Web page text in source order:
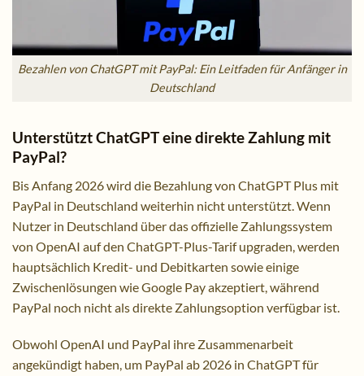
Bezahlen von ChatGPT mit PayPal: Ein Leitfaden für Anfänger in
Deutschland
Unterstützt ChatGPT eine direkte Zahlung mit
PayPal?
Bis Anfang 2026 wird die Bezahlung von ChatGPT Plus mit
PayPal in Deutschland weiterhin nicht unterstützt. Wenn
Nutzer in Deutschland über das offizielle Zahlungssystem
von OpenAI auf den ChatGPT-Plus-Tarif upgraden, werden
hauptsächlich Kredit- und Debitkarten sowie einige
Zwischenlösungen wie Google Pay akzeptiert, während
PayPal noch nicht als direkte Zahlungsoption verfügbar ist.
Obwohl OpenAI und PayPal ihre Zusammenarbeit
angekündigt haben, um PayPal ab 2026 in ChatGPT für